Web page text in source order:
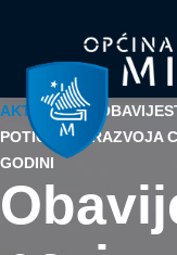
AKTUALNO/
POTICANJA RAZVOJA
GODINI